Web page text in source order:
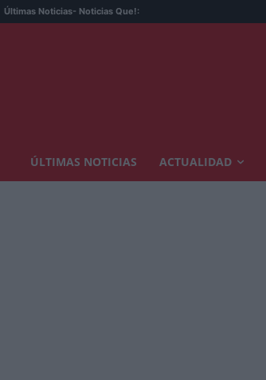
Últimas Noticias- Noticias Que!:
ÚLTIMAS NOTICIAS ACTUALIDAD